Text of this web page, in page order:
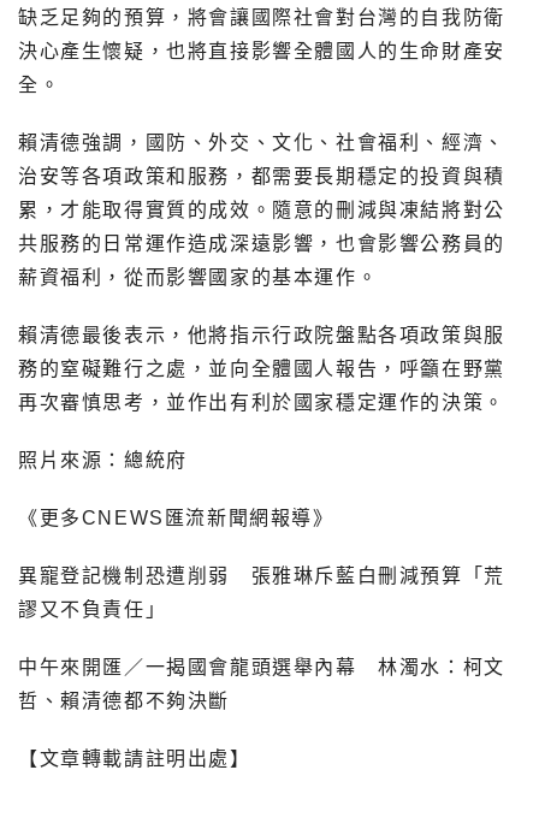
缺乏足夠的預算，將會讓國際社會對台灣的自我防衛
決心產生懷疑，也將直接影響全體國人的生命財產安
全。
賴清德強調，國防、外交、文化、社會福利、經濟、
治安等各項政策和服務，都需要長期穩定的投資與積
累，才能取得實質的成效。隨意的刪減與凍結將對公
共服務的日常運作造成深遠影響，也會影響公務員的
薪資福利，從而影響國家的基本運作。
賴清德最後表示，他將指示行政院盤點各項政策與服
務的窒礙難行之處，並向全體國人報告，呼籲在野黨
再次審慎思考，並作出有利於國家穩定運作的決策。
照片來源：總統府
《更多CNEWS匯流新聞網報導》
異寵登記機制恐遭削弱 張雅琳斥藍白刪減預算「荒
謬又不負責任」
中午來開匯／一揭國會龍頭選舉內幕 林濁水：柯文
哲、賴清德都不夠決斷
【文章轉載請註明出處】